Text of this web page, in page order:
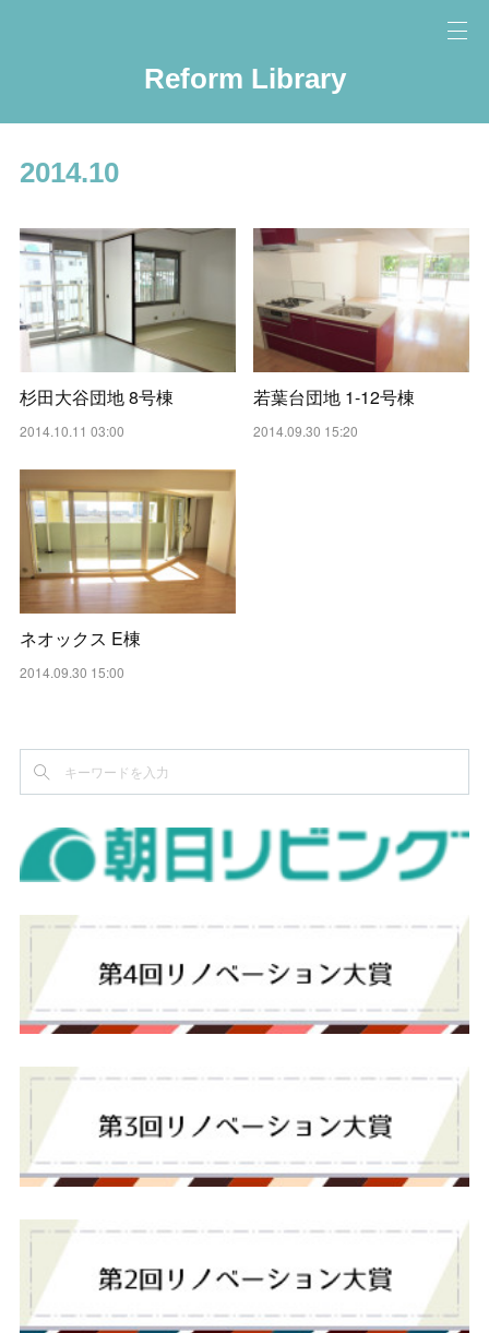
Reform Library
2014.10
杉田大谷団地 8号棟
2014.10.11 03:00
若葉台団地 1-12号棟
2014.09.30 15:20
ネオックス E棟
2014.09.30 15:00